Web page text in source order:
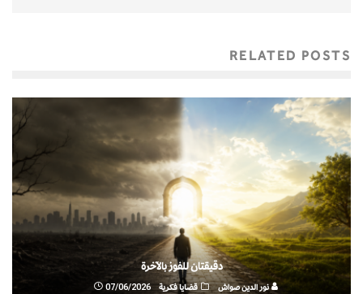
RELATED POSTS
دقيقتان للفوز بالآخرة
نور الدين صواش قضايا فكرية 07/06/2026